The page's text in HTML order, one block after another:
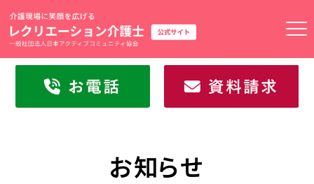
トップページ
２級ガイド
お知らせ